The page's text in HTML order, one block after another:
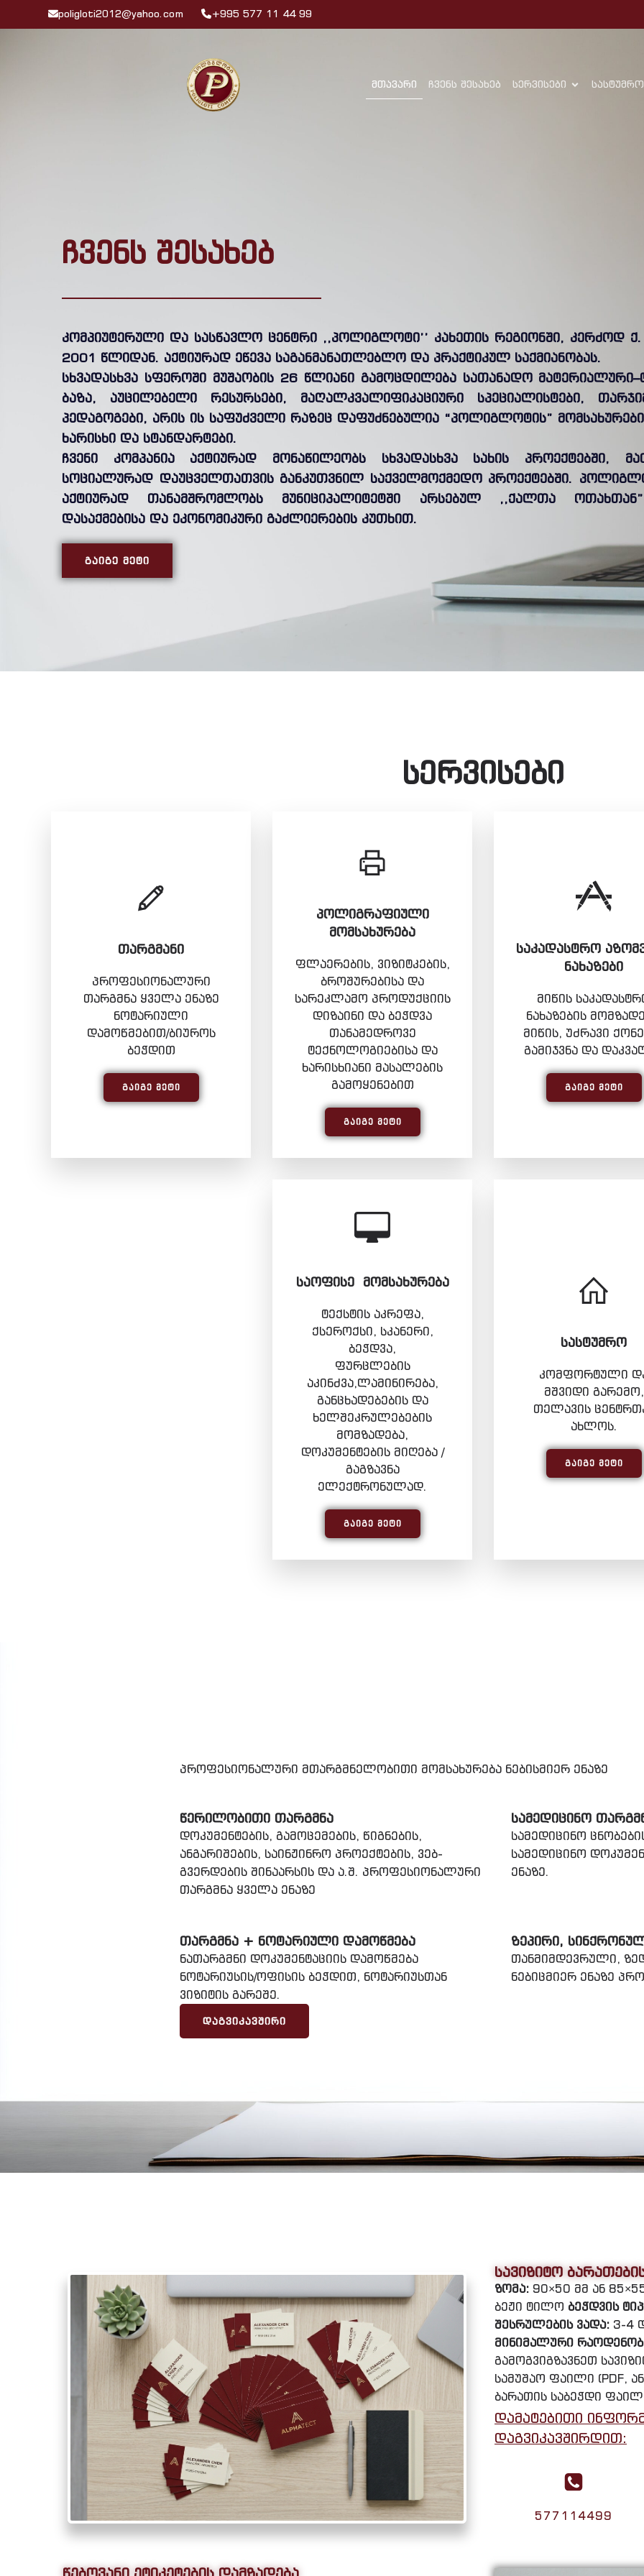
poligloti2012@yahoo.com +995 577 11 44 99
მთავარი ჩვენს შესახებ სერვისები სასტუმრო
ჩვენს შესახებ
კომპიუტერული და სასწავლო ცენტრი ,,პოლიგლოტი’’ კახეთის რეგიონში, კერძოდ
2001 წლიდან. აქტიურად ეწევა საგანმანათლებლო და პრაქტიკულ საქმიანობას.
სხვადასხვა სფეროში მუშაობის 26 წლიანი გამოცდილება სათანადო
ბაზა, აუცილებელი რესურსები, მაღალკვალიფიკაციური სპეციალისტები,
პედაგოგები, არის ის საფუძველი რაზეც დაფუძნებულია “პოლიგლოტის”
ხარისხი და სტანდარტები.
ჩვენი კომპანია აქტიურად მონაწილეობს სხვადასხვა სახის პროექტებში,
სოციალურად დაუცველთათვის განკუთვნილ საქველმოქმედო პროექტებში.
აქტიურად თანამშრომლობს მუნიციპალიტეტში არსებულ ,,ქალთა
დასაქმებისა და ეკონომიკური გაძლიერების კუთხით.
ᲒᲐᲘᲒᲔ ᲛᲔᲢᲘ
სერვისები
ᲗᲐᲠᲒᲛᲐᲜᲘ
პროფესიონალური
თარგმნა ყველა ენაზე
ნოტარიული
დამოწმებით/ბიუროს
ბეჭდით
ᲒᲐᲘᲒᲔ ᲛᲔᲢᲘ
ᲞᲝᲚᲘᲒᲠᲐᲤᲘᲣᲚᲘ
ᲛᲝᲛᲡᲐᲮᲣᲠᲔᲑᲐ
ფლაერების, ვიზიტკების,
ბროშურებისა და
სარეკლამო პროდუქციის
დიზაინი და ბეჭდვა
თანამედროვე
ტექნოლოგიებისა და
ხარისხიანი მასალების
გამოყენებით
ᲒᲐᲘᲒᲔ ᲛᲔᲢᲘ
ᲡᲐᲙᲐᲓᲐᲡᲢᲠᲝ
ᲜᲐᲮᲐᲖᲔᲑᲘ
მიწის
ნახაზების
მიწის, უძრავი
გამიჯვნა და
ᲒᲐᲘᲒᲔ ᲛᲔᲢᲘ
ᲡᲐᲝᲤᲘᲡᲔ ᲛᲝᲛᲡᲐᲮᲣᲠᲔᲑᲐ
ტექსტის აკრეფა,
ქსეროქსი, სკანერი,
ბეჭდვა,
ფურცლების
აკინძვა,ლამინირება,
განცხადებების და
ხელშეკრულებების
მომზადება,
დოკუმენტების მიღება /
გაგზავნა
ელექტრონულად.
ᲒᲐᲘᲒᲔ ᲛᲔᲢᲘ
ᲡᲐᲡᲢᲣᲛᲠᲝ
კომფორტული
მშვიდი გარემო,
თელავის
ახლოს.
ᲒᲐᲘᲒᲔ ᲛᲔᲢᲘ
პროფესიონალური მთარგმნელობითი მომსახურება ნებისმიერ ენაზე
ᲬᲔᲠᲘᲚᲝᲑᲘᲗᲘ ᲗᲐᲠᲒᲛᲜᲐ
დოკუმენტების, გამოცემების, წიგნების,
ანგარიშების, საინჟინრო პროექტების, ვებ-
გვერდების შინაარსის და ა.შ. პროფესიონალური
თარგმნა ყველა ენაზე
ᲡᲐᲛᲔᲓᲘᲪᲘᲜᲝ
სამედიცინო
სამედიცინო
ენაზე.
ᲗᲐᲠᲒᲛᲜᲐ + ᲜᲝᲢᲐᲠᲘᲣᲚᲘ ᲓᲐᲛᲝᲬᲛᲔᲑᲐ
ნათარგმნი დოკუმენტაციის დამოწმება
ნოტარიუსის/ოფისის ბეჭდით, ნოტარიუსთან
ვიზიტის გარეშე.
ᲓᲐᲒᲕᲘᲙᲐᲕᲨᲘᲠᲘ
ᲖᲔᲞᲘᲠᲘ,
თანმიმდევრული,
ნებიცმიერ ენაზე
სავიზიტო
ზომა: 90×50 მმ ან
ბეჟი ტილო ბეჭდვის
შესრულების ვადა: 3-4
მინიმალური
გამოგვიგზავნეთ
სამუშაო ფაილი (PDF,
ბარათის საბეჭდი
დამატებითი
დაგვიკავშირდით:
577114499